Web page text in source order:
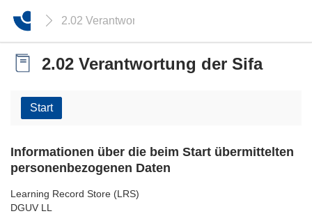
2.02 Verantwortung der Sifa
2.02 Verantwortung der Sifa
Start
Informationen über die beim Start übermittelten
personenbezogenen Daten
Learning Record Store (LRS)
DGUV LL